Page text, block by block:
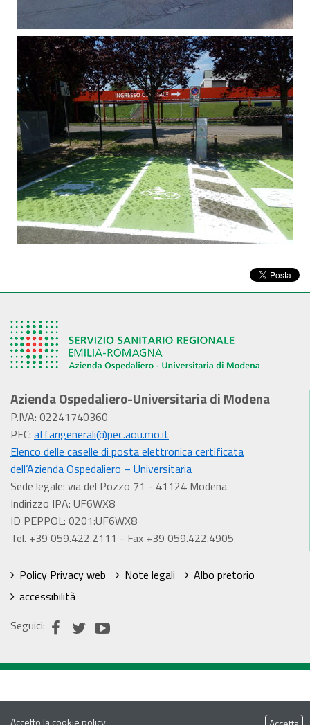
Azienda Ospedaliero-Universitaria di Modena
P.IVA: 02241740360
PEC: affarigenerali@pec.aou.mo.it
Elenco delle caselle di posta elettronica certificata
dell’Azienda Ospedaliero – Universitaria
Sede legale: via del Pozzo 71 - 41124 Modena
Indirizzo IPA: UF6WX8
ID PEPPOL: 0201:UF6WX8
Tel. +39 059.422.2111 - Fax +39 059.422.4905
Policy Privacy web Note legali
Albo pretorio
accessibilità
Seguici:
Accetto la cookie policy